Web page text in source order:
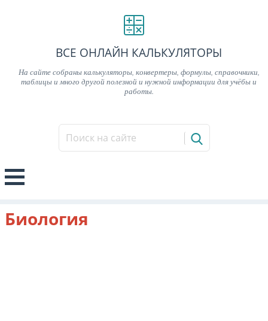
ВСЕ ОНЛАЙН КАЛЬКУЛЯТОРЫ
На сайте собраны калькуляторы, конвертеры, формулы, справочники,
таблицы и много другой полезной и нужной информации для учёбы и
работы.
Биология